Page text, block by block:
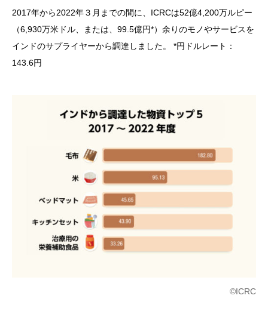
2017年から2022年３月までの間に、ICRCは52億4,200万ルピー
（6,930万米ドル、または、99.5億円*）余りのモノやサービスを
インドのサプライヤーから調達しました。
*円ドルレート：
143.6円
©ICRC